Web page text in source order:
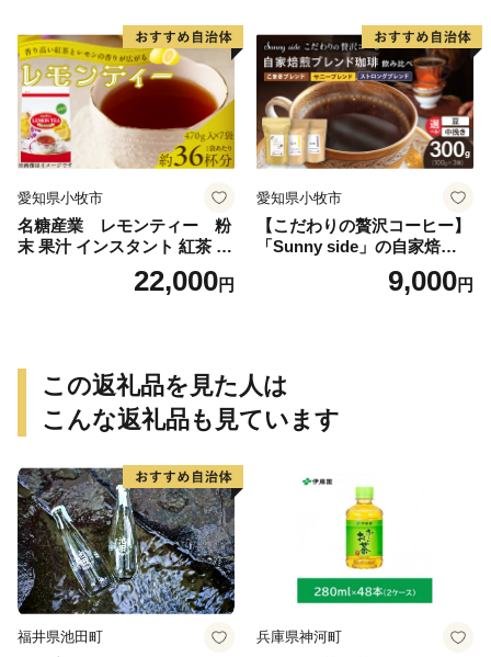
愛知県小牧市
名糖産業 レモンティー 粉
末 果汁 インスタント 紅茶 ビ
タミンC 袋 ロングセラー 粉
末飲料 粉末茶 簡単 手軽 ホッ
22,000円
愛知県小牧市
【こだわりの贅沢コーヒー】
「Sunny side」の自家焙煎珈
琲ブレンド珈琲飲み比べセッ
9,000円
この返礼品を見た人は
こんな返礼品も見ています
福井県池田町 兵庫県神河町